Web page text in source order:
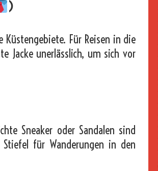
)
Küstengebiete. Für Reisen in die
Jacke unerlässlich, um sich vor
Sneaker oder Sandalen sind
für Wanderungen in den